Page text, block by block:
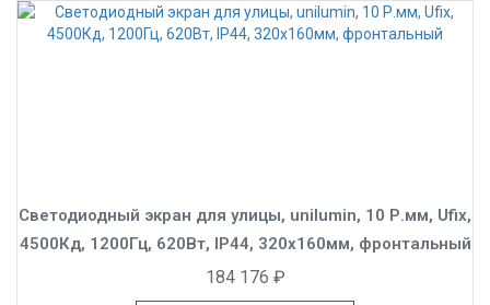
Светодиодный экран для улицы, unilumin, 10 Р.мм, Ufix,
4500Кд, 1200Гц, 620Вт, IP44, 320x160мм, фронтальный
184 176 ₽